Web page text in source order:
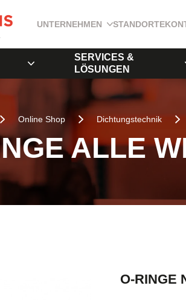
UNTERNEHMEN STANDORTE
SERVICES &
LÖSUNGEN
Online Shop Dichtungstechnik
ALLE
O-RINGE